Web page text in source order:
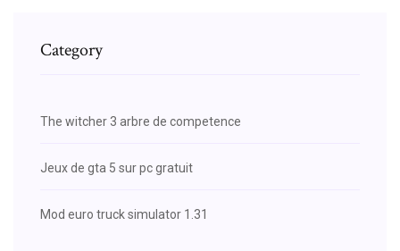
Category
The witcher 3 arbre de competence
Jeux de gta 5 sur pc gratuit
Mod euro truck simulator 1.31